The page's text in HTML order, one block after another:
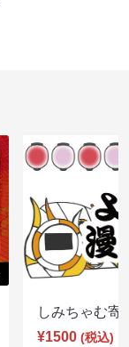
しみちゃむ
¥1500 (税込)